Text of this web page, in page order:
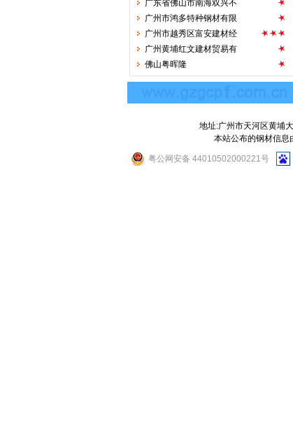
广州市鸿多特种钢材有限
广州市越秀区富安建材经
广州黄埔红文建材贸易有
佛山粤晖隆
广东韩江钢板有限公司
建筑钢材公司
海南博翔实业公司
韶关市新伟金属工贸有限
地址:广州市天河区黄埔
本站公布的钢材信息
粤公网安备 44010502000221号